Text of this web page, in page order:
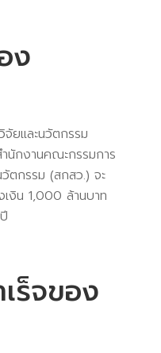
ง
ยและนวัตกรรม
นักงานคณะกรรมการ
ตกรรม (สกสว.) จะ
งิน 1,000 ล้านบาท
ร็จของ